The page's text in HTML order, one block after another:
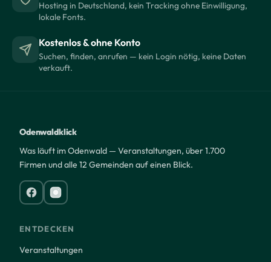
Hosting in Deutschland, kein Tracking ohne Einwilligung,
lokale Fonts.
Kostenlos & ohne Konto
Suchen, finden, anrufen — kein Login nötig, keine Daten
verkauft.
Odenwaldklick
Was läuft im Odenwald — Veranstaltungen, über 1.700
Firmen und alle 12 Gemeinden auf einen Blick.
ENTDECKEN
Veranstaltungen